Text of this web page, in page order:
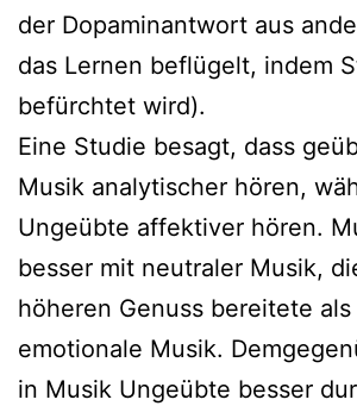
der Dopaminantwort aus
das Lernen beflügelt, indem
befürchtet wird).
Eine Studie besagt, dass
Musik analytischer hören,
Ungeübte affektiver hören.
besser mit neutraler Musik,
höheren Genuss bereitete als
emotionale Musik.
in Musik Ungeübte besser